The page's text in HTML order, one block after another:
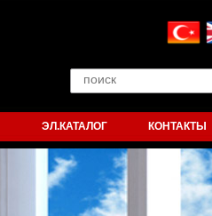
ЭЛ.КАТАЛОГ КОНТАКТЫ